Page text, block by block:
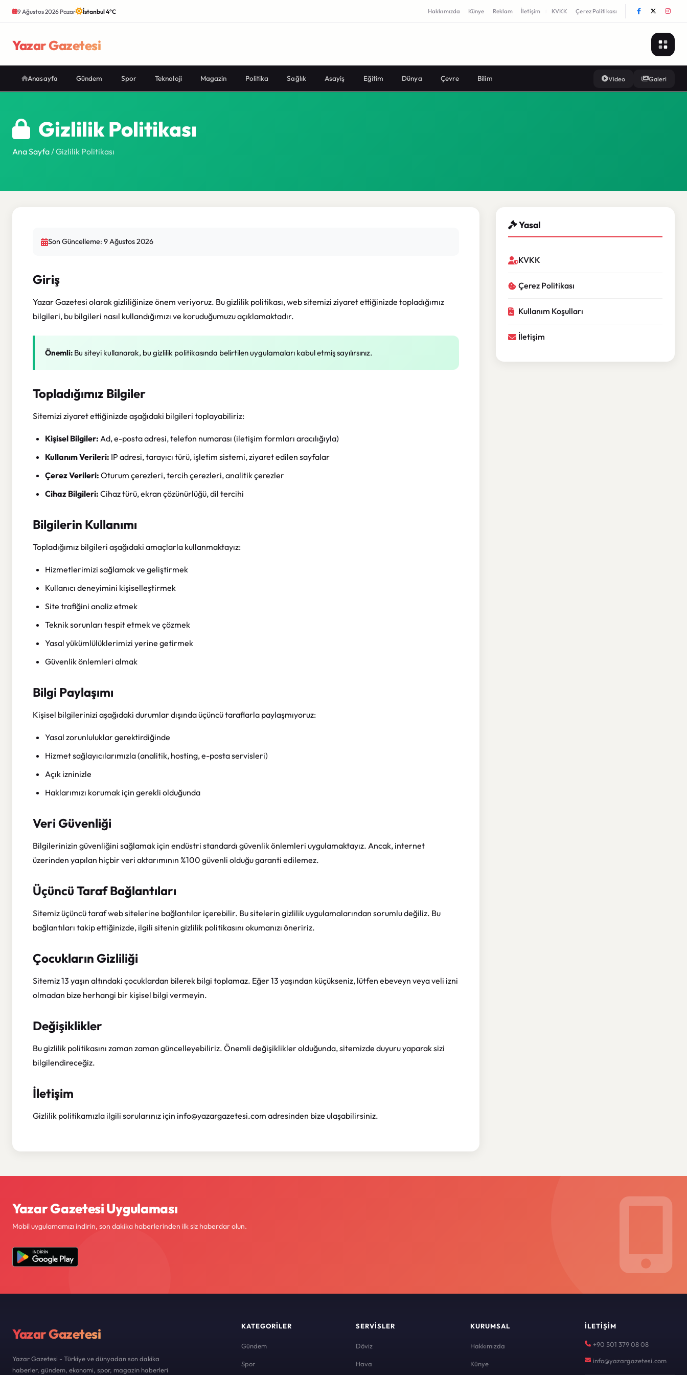
9 Ağustos 2026 Pazar İstanbul 4°C Hakkımızda Künye Reklam İletişim KVKK Çerez Politikası
Yazar Gazetesi
Anasayfa Gündem Spor Teknoloji Magazin Politika Sağlık Asayiş Eğitim Dünya Çevre Bilim Video Galeri
Gizlilik Politikası
Ana Sayfa/ Gizlilik Politikası
Son Güncelleme: 9 Ağustos 2026
Giriş
Yazar Gazetesi olarak gizliliğinize önem veriyoruz. Bu gizlilik politikası, web sitemizi ziyaret ettiğinizde topladığımız
bilgileri, bu bilgileri nasıl kullandığımızı ve koruduğumuzu açıklamaktadır.
Önemli: Bu siteyi kullanarak, bu gizlilik politikasında belirtilen uygulamaları kabul etmiş sayılırsınız.
Topladığımız Bilgiler
Sitemizi ziyaret ettiğinizde aşağıdaki bilgileri toplayabiliriz:
Kişisel Bilgiler: Ad, e-posta adresi, telefon numarası (iletişim formları aracılığıyla)
Kullanım Verileri: IP adresi, tarayıcı türü, işletim sistemi, ziyaret edilen sayfalar
Çerez Verileri: Oturum çerezleri, tercih çerezleri, analitik çerezler
Cihaz Bilgileri: Cihaz türü, ekran çözünürlüğü, dil tercihi
Bilgilerin Kullanımı
Topladığımız bilgileri aşağıdaki amaçlarla kullanmaktayız:
Hizmetlerimizi sağlamak ve geliştirmek
Kullanıcı deneyimini kişiselleştirmek
Site trafiğini analiz etmek
Teknik sorunları tespit etmek ve çözmek
Yasal yükümlülüklerimizi yerine getirmek
Güvenlik önlemleri almak
Bilgi Paylaşımı
Kişisel bilgilerinizi aşağıdaki durumlar dışında üçüncü taraflarla paylaşmıyoruz:
Yasal zorunluluklar gerektirdiğinde
Hizmet sağlayıcılarımızla (analitik, hosting, e-posta servisleri)
Açık izninizle
Haklarımızı korumak için gerekli olduğunda
Veri Güvenliği
Bilgilerinizin güvenliğini sağlamak için endüstri standardı güvenlik önlemleri uygulamaktayız. Ancak, internet
üzerinden yapılan hiçbir veri aktarımının %100 güvenli olduğu garanti edilemez.
Üçüncü Taraf Bağlantıları
Sitemiz üçüncü taraf web sitelerine bağlantılar içerebilir. Bu sitelerin gizlilik uygulamalarından sorumlu değiliz. Bu
bağlantıları takip ettiğinizde, ilgili sitenin gizlilik politikasını okumanızı öneririz.
Çocukların Gizliliği
Sitemiz 13 yaşın altındaki çocuklardan bilerek bilgi toplamaz. Eğer 13 yaşından küçükseniz, lütfen ebeveyn veya veli izni
olmadan bize herhangi bir kişisel bilgi vermeyin.
Değişiklikler
Bu gizlilik politikasını zaman zaman güncelleyebiliriz. Önemli değişiklikler olduğunda, sitemizde duyuru yaparak sizi
bilgilendireceğiz.
İletişim
Gizlilik politikamızla ilgili sorularınız için info@yazargazetesi.com adresinden bize ulaşabilirsiniz.
Yasal
KVKK
Çerez Politikası
Kullanım Koşulları
İletişim
Yazar Gazetesi Uygulaması
Mobil uygulamamızı indirin, son dakika haberlerinden ilk siz haberdar olun.
Yazar Gazetesi
Yazar Gazetesi - Türkiye ve dünyadan son dakika
haberler, gündem, ekonomi, spor, magazin haberleri
KATEGORILER
Gündem
Spor
SERVISLER
Döviz
Hava
KURUMSAL
Hakkımızda
Künye
İLETIŞIM
+90 501 379 08 08
info@yazargazetesi.com